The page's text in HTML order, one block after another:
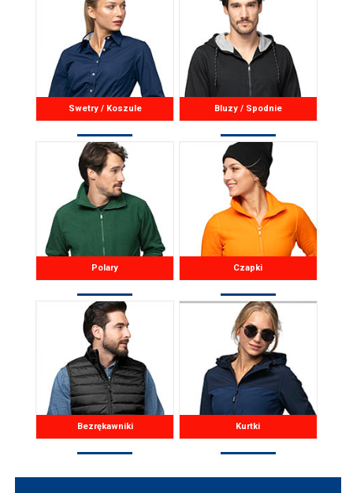
Swetry / Koszule Bluzy / Spodnie
Polary Czapki
Bezrękawniki Kurtki